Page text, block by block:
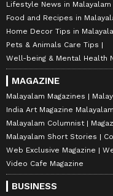
Lifestyle News in Malayalam
Food and Recipes in
Home Decor Tips in
Pets & Animals Care Tips
Well-being & Mental Health
MAGAZINE
Malayalam Magazines
India Art Magazine Malayalam
Malayalam Columnist
Malayalam Short Stories
Web Exclusive Magazine
Video Cafe Magazine
BUSINESS